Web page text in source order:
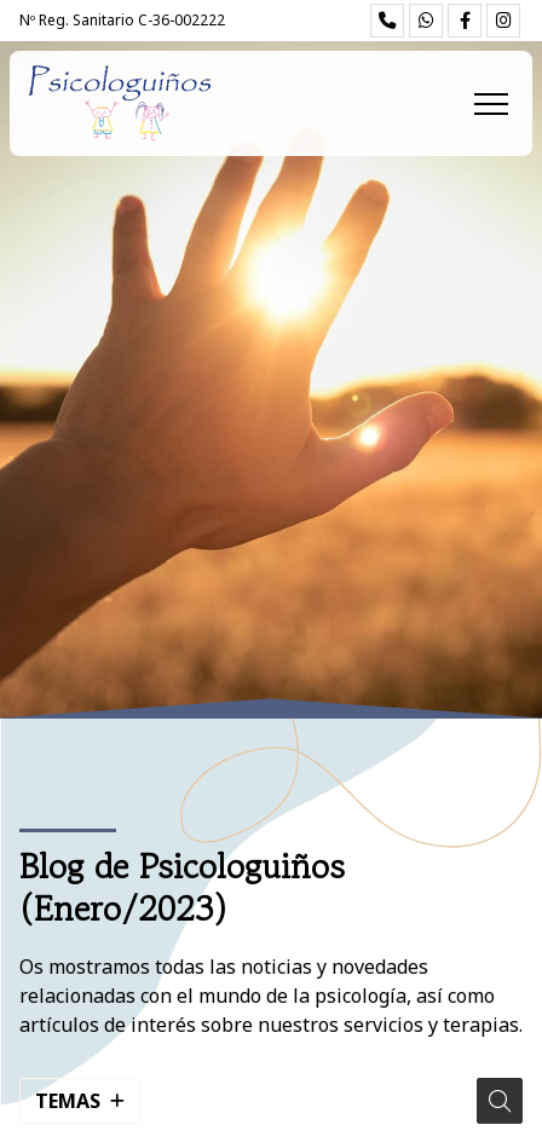
Nº Reg. Sanitario C-36-002222
Blog de Psicologuiños
(Enero/2023)
Os mostramos todas las noticias y novedades
relacionadas con el mundo de la psicología, así como
artículos de interés sobre nuestros servicios y terapias.
TEMAS